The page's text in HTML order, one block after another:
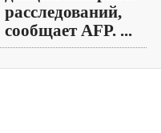
расследований,
сообщает AFP. ...